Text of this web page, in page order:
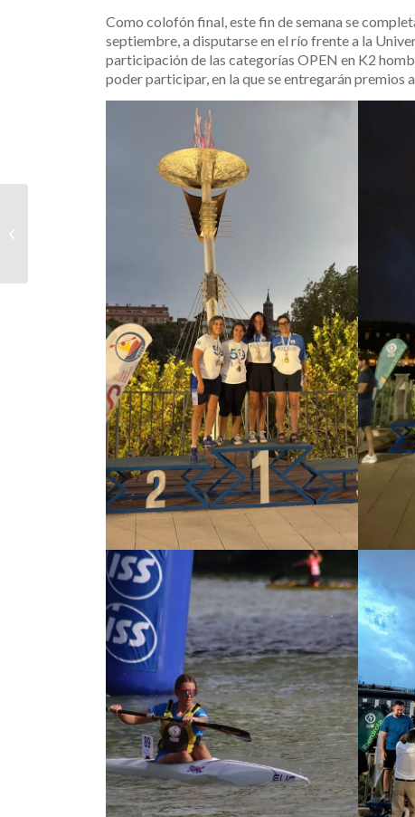
Como colofón final, este fin de semana se
septiembre, a disputarse en el río frente a la
participación de las categorías OPEN en K2
poder participar, en la que se entregarán premios